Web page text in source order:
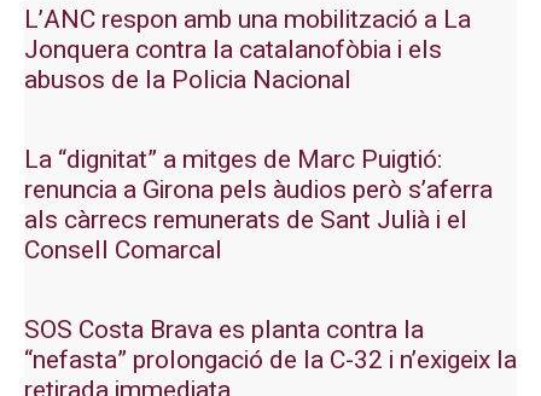
L’ANC respon amb una mobilització a La
Jonquera contra la catalanofòbia i els
abusos de la Policia Nacional
La “dignitat” a mitges de Marc Puigtió:
renuncia a Girona pels àudios però s’aferra
als càrrecs remunerats de Sant Julià i el
Consell Comarcal
SOS Costa Brava es planta contra la
“nefasta” prolongació de la C-32 i n’exigeix la